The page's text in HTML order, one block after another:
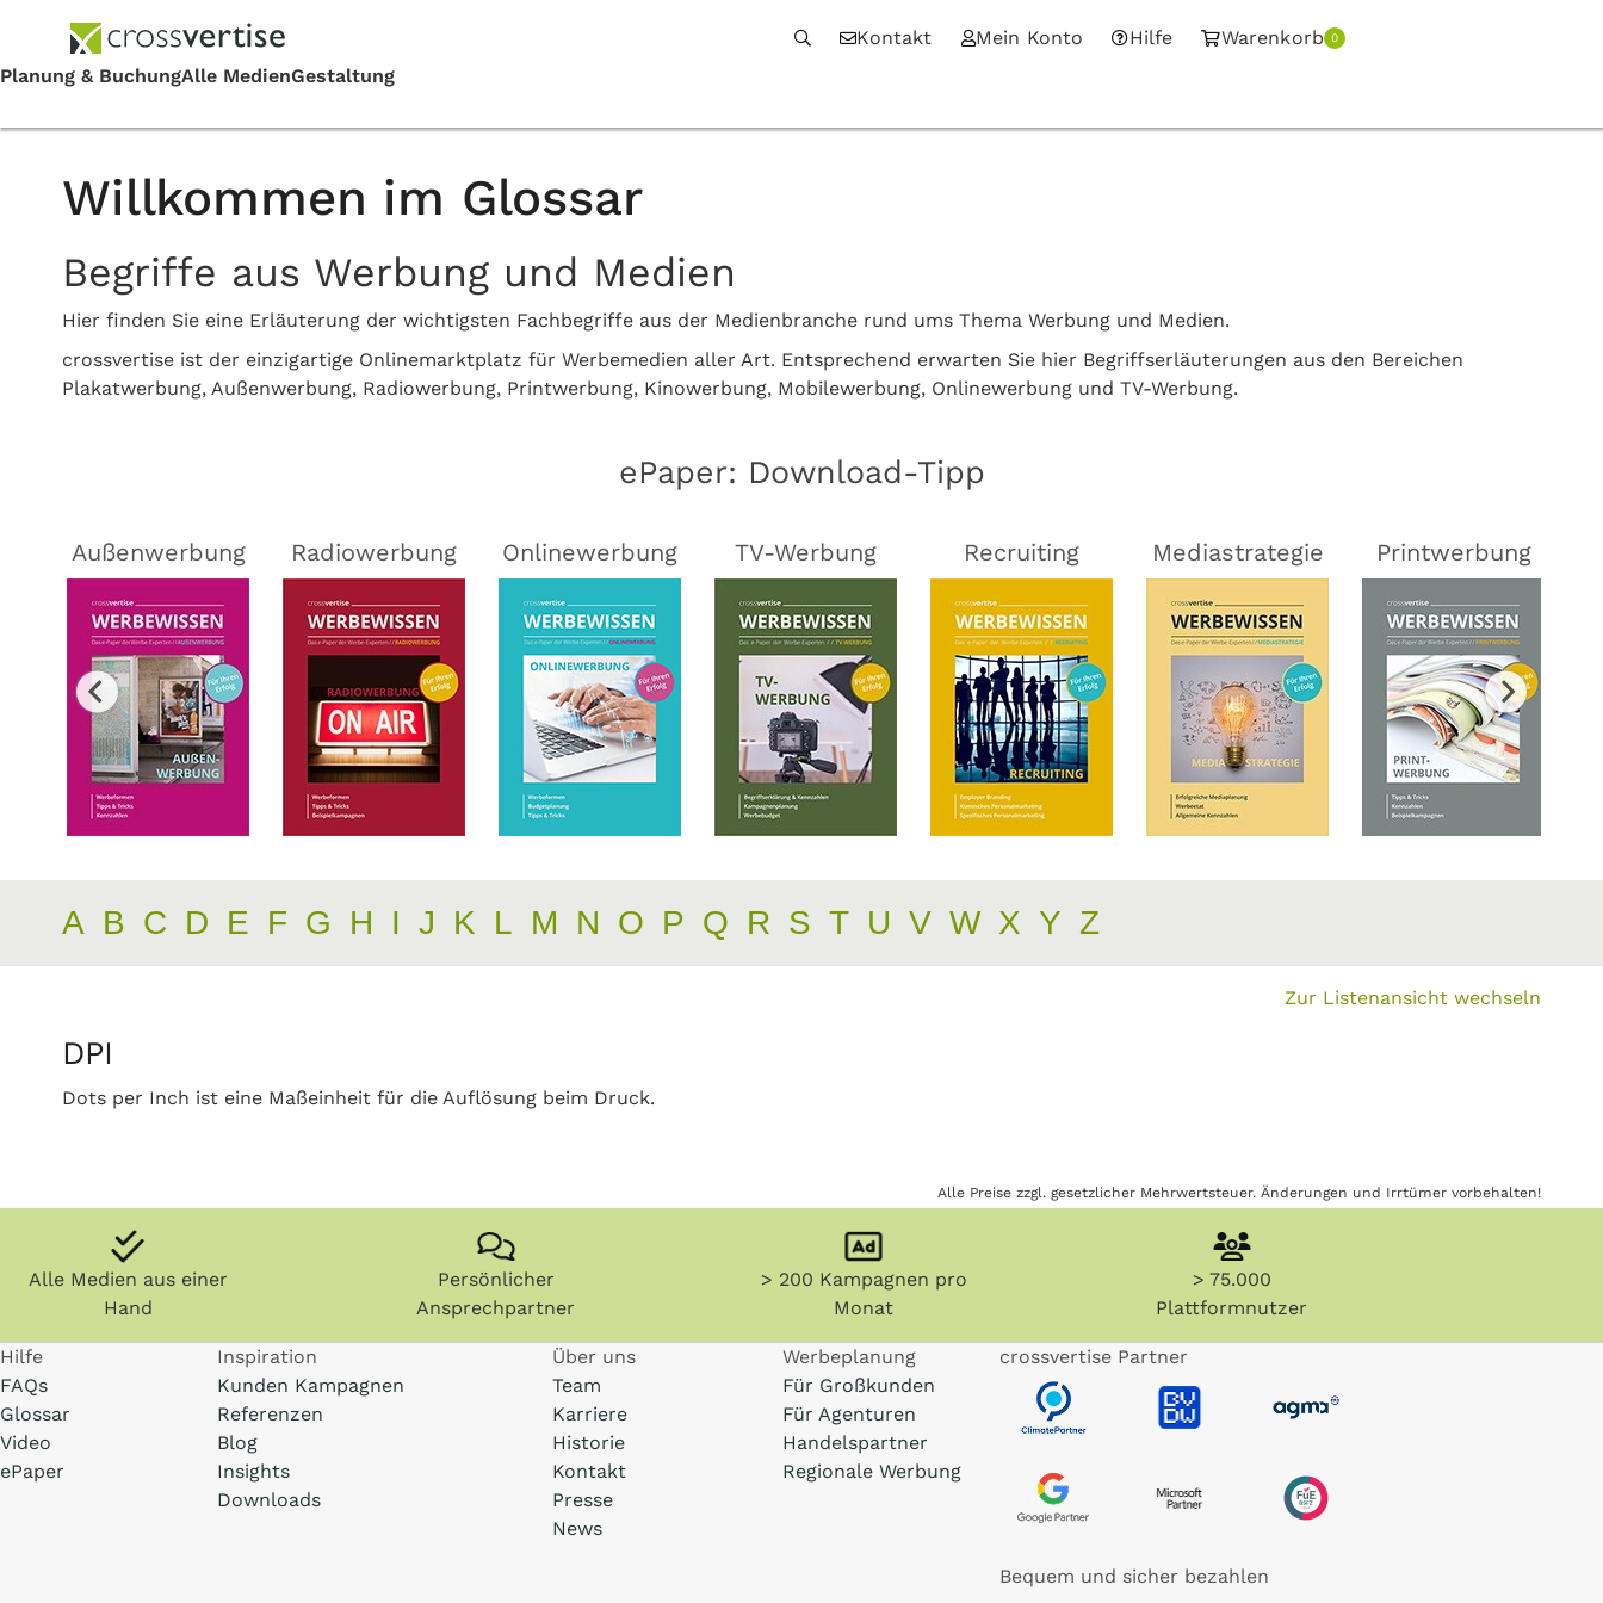
Kontakt Mein Konto Hilfe Warenkorb 0
Willkommen im Glossar
Begriffe aus Werbung und Medien
Hier finden Sie eine Erläuterung der wichtigsten Fachbegriffe aus der Medienbranche rund ums Thema Werbung und Medien.
crossvertise ist der einzigartige Onlinemarktplatz für Werbemedien aller Art. Entsprechend erwarten Sie hier Begriffserläuterungen aus den Bereichen
Plakatwerbung, Außenwerbung, Radiowerbung, Printwerbung, Kinowerbung, Mobilewerbung, Onlinewerbung und TV-Werbung.
ePaper: Download-Tipp
Außenwerbung Radiowerbung Onlinewerbung TV-Werbung Recruiting Mediastrategie Printwerbung
A B C D E F G H I J K L M N O P Q R S T U V W X Y Z
Zur Listenansicht wechseln
DPI
Dots per Inch ist eine Maßeinheit für die Auflösung beim Druck.
Alle Preise zzgl. gesetzlicher Mehrwertsteuer. Änderungen und Irrtümer vorbehalten!
Alle Medien aus einer
Hand
Persönlicher
Ansprechpartner
> 200 Kampagnen pro
Monat
> 75.000
Plattformnutzer
Hilfe
FAQs
Glossar
Video
ePaper
Inspiration
Kunden Kampagnen
Referenzen
Blog
Insights
Downloads
Über uns
Team
Karriere
Historie
Kontakt
Presse
News
Werbeplanung
Für Großkunden
Für Agenturen
Handelspartner
Regionale Werbung
crossvertise Partner
Bequem und sicher bezahlen